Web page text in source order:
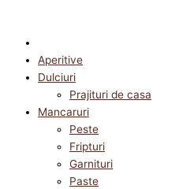
Aperitive
Dulciuri
Prajituri de casa
Mancaruri
Peste
Fripturi
Garnituri
Paste